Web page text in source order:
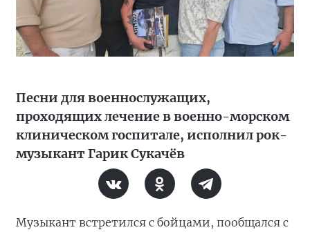
Песни для военнослужащих,
проходящих лечение в военно-морском
клиническом госпитале, исполнил рок-
музыкант Гарик Сукачёв
Музыкант встретился с бойцами, пообщался с